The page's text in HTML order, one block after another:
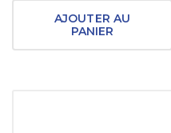
AJOUTER AU
PANIER